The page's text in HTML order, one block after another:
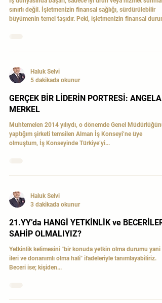
Değerlendirme Rehberi
İş dünyasında başarı, sadece iyi ürün veya hizmet
işletme finansal değerlendirme devreye girer. Bugün size,
işletmenizi güçlendirmek için önemli bir araç olan
check up hizmeti hakkında detaylı bilgiler vereceğim.
Finansal Haluk Selvi
5 dakikada okunur
MERKEL
Muhtemelen 2014 yılıydı, o dönemde Genel Müdürlüğünü
3 dakikada okunur
SAHİP OLMALIYIZ?
Yetkinlik kelimesini "bir konuda yetkin olma durumu yani